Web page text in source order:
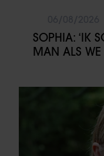
SOPHIA: ‘IK
MAN ALS WE